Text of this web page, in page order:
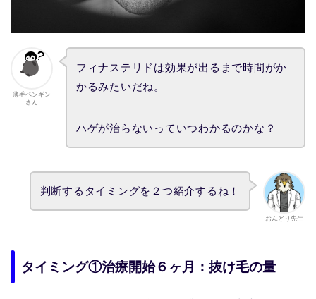
薄毛ペンギン
さん
フィナステリドは効果が出るまで時間がか
かるみたいだね。
ハゲが治らないっていつわかるのかな？
おんどり先生
判断するタイミングを２つ紹介するね！
タイミング①治療開始６ヶ月：抜け毛の量